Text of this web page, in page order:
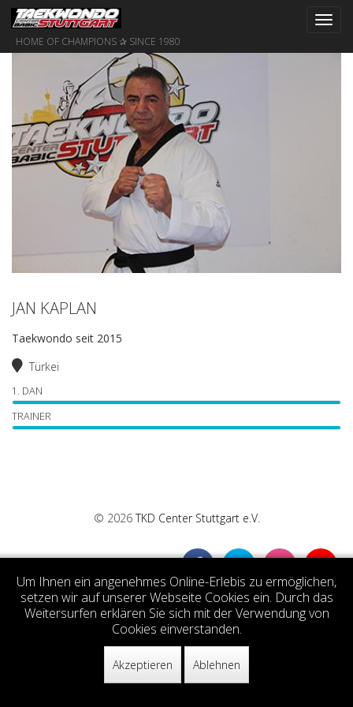
HOME OF CHAMPIONS ✰ SINCE 1980
JAN KAPLAN
Taekwondo seit 2015
Türkei
1. DAN
TRAINER
© 2026TKD Center Stuttgart e.V.
Um Ihnen ein angenehmes Online-Erlebis zu ermöglichen,
setzen wir auf unserer Webseite Cookies ein. Durch das
Weitersurfen erklären Sie sich mit der Verwendung von
Cookies einverstanden.
Akzeptieren Ablehnen